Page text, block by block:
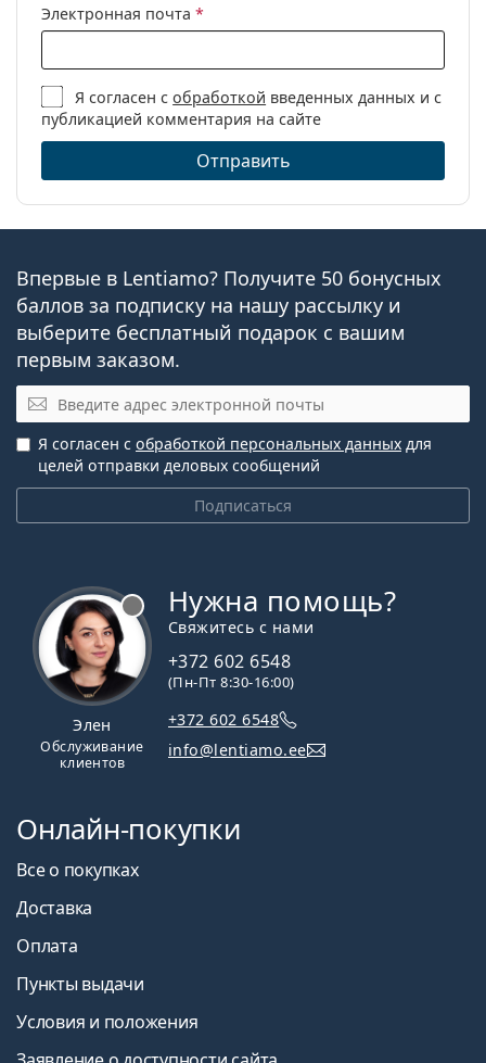
Электронная почта *
Я согласен собработкой введенных данных и с
публикацией комментария на сайте
Отправить
Впервые в Lentiamo? Получите 50 бонусных
баллов за подписку на нашу рассылку и
выберите бесплатный подарок с вашим
первым заказом.
Электронная почта
Подписаться
Я согласен с обработкой персональных данных для
целей отправки деловых сообщений
Элен
Обслуживание
клиентов
Нужна помощь?
Свяжитесь с нами
+372 602 6548
(Пн-Пт 8:30-16:00)
+372 602 6548
info@lentiamo.ee
Онлайн-покупки
Все о покупках
Доставка
Оплата
Пункты выдачи
Условия и положения